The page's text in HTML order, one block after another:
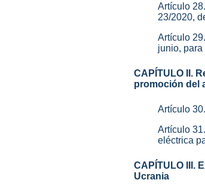
Artículo
23/2020,
Artículo
junio,
CAPÍTULO II.
promoción del
Artículo
Artículo
eléctrica
CAPÍTULO III.
Ucrania